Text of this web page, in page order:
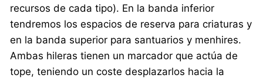
recursos de cada tipo). En la banda inferior
tendremos los espacios de reserva para criaturas y
en la banda superior para santuarios y menhires.
Ambas hileras tienen un marcador que actúa de
tope, teniendo un coste desplazarlos hacia la